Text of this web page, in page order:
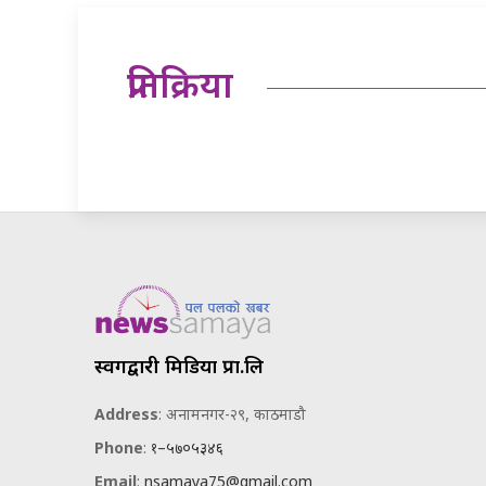
प्रतिक्रिया
स्वर्गद्वारी मिडिया प्रा.लि
Address: अनामनगर-२९, काठमाडौ
Phone: १–५७०५३४६